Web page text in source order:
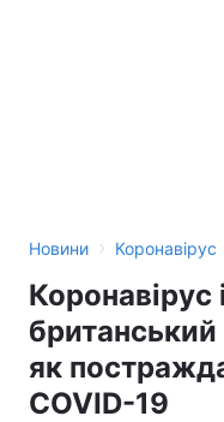
Новини › Коронавірус
Коронавірус
британський
як
COVID-19